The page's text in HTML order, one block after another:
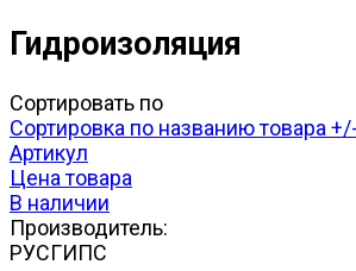
Гидроизоляция
Сортировать по
Сортировка по названию товара +/-
Артикул
Цена товара
В наличии
Производитель:
РУСГИПС